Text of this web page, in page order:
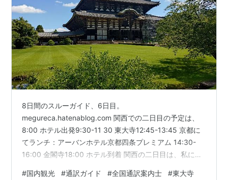
8日間のスルーガイド、6日目。
megureca.hatenablog.com 関西での二日目の予定は、
8:00 ホテル出発9:30-11 30 東大寺12:45-13:45 京都に
てランチ：アーバンホテル京都四条プレミアム 14:30-
16:00 金閣寺18:00 ホテル到着 関西の二日目は、私にと
#国内観光 #通訳ガイド #全国通訳案内士 #東大寺